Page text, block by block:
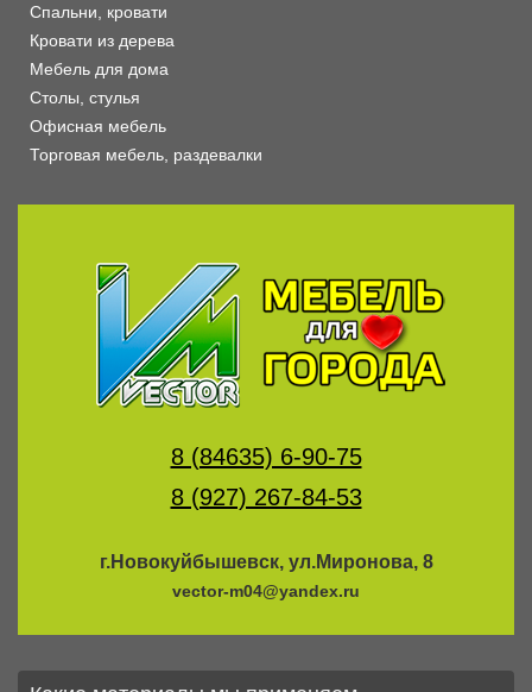
Спальни, кровати
Кровати из дерева
Мебель для дома
Столы, стулья
Офисная мебель
Торговая мебель, раздевалки
8 (84635) 6-90-75
8 (927) 267-84-53
г.Новокуйбышевск, ул.Миронова, 8
vector-m04@yandex.ru